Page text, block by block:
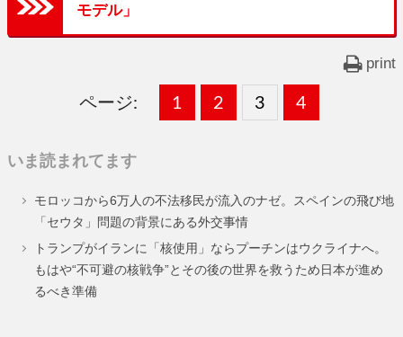
モデル」
print
ページ:
固
ー
ジ
1 ,
固
ー
ジ
2 ,
固
ー
ジ
3 ,
固
ー
ジ
4
いま読まれてます
モロッコから6万人の不法移民が流入のナゼ。スペインの飛び地
「セウタ」問題の背景にある外交事情
トランプがイランに「核使用」ならプーチンはウクライナへ。
もはや“不可避の核戦争”とその後の世界を救うため日本が進め
るべき準備